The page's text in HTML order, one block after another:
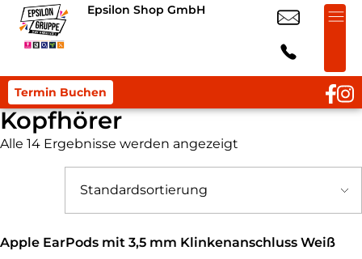
Epsilon Shop GmbH
Termin Buchen
Kopfhörer
Alle 14 Ergebnisse werden angezeigt
Apple EarPods mit 3,5 mm Klinkenanschluss Weiß